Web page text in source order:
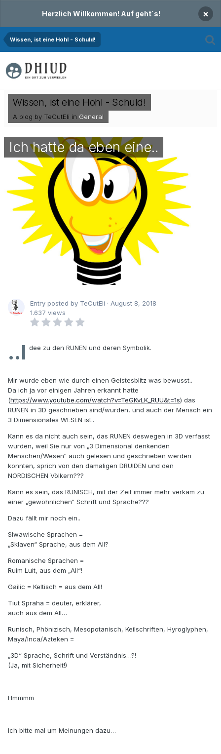
Herzlich Willkommen! Auf geht´s! ×
Wissen, ist eine Hohl - Schuld!
Wissen, ist eine Hohl - Schuld!
A blog by TeCutEli in General
Ich hatte da eben eine..
Entry posted by TeCutEli · August 8, 2018
1.637 views
..I dee zu den RUNEN und deren Symbolik.
Mir wurde eben wie durch einen Geistesblitz was bewusst..
Da ich ja vor einigen Jahren erkannt hatte
(https://www.youtube.com/watch?v=TeGKvLK_RUU&t=1s) das
RUNEN in 3D geschrieben sind/wurden, und auch der Mensch ein
3 Dimensionales WESEN ist..
Kann es da nicht auch sein, das RUNEN deswegen in 3D verfasst
wurden, weil Sie nur von „3 Dimensional denkenden
Menschen/Wesen“ auch gelesen und geschrieben werden
konnten, sprich von den damaligen DRUIDEN und den
NORDISCHEN Völkern???
Kann es sein, das RUNISCH, mit der Zeit immer mehr verkam zu
einer „gewöhnlichen“ Schrift und Sprache???
Dazu fällt mir noch ein..
Slwawische Sprachen =
„Sklaven“ Sprache, aus dem All?
Romanische Sprachen =
Ruim Luit, aus dem „All“!
Gailic = Keltisch = aus dem All!
Tiut Spraha = deuter, erklärer,
auch aus dem All…
Runisch, Phönizisch, Mesopotanisch, Keilschriften, Hyroglyphen,
Maya/Inca/Azteken =
„3D“ Sprache, Schrift und Verständnis…?!
(Ja, mit Sicherheit!)
Hmmmm
Ich bitte mal um Meinungen dazu…